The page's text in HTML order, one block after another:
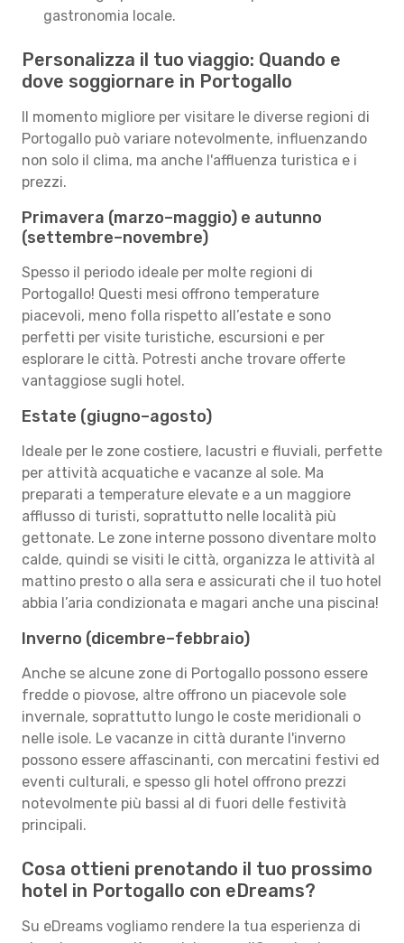
gastronomia locale.
Personalizza il tuo viaggio: Quando e
dove soggiornare in Portogallo
Il momento migliore per visitare le diverse regioni di
Portogallo può variare notevolmente, influenzando
non solo il clima, ma anche l'affluenza turistica e i
prezzi.
Primavera (marzo–maggio) e autunno
(settembre–novembre)
Spesso il periodo ideale per molte regioni di
Portogallo! Questi mesi offrono temperature
piacevoli, meno folla rispetto all’estate e sono
perfetti per visite turistiche, escursioni e per
esplorare le città. Potresti anche trovare offerte
vantaggiose sugli hotel.
Estate (giugno–agosto)
Ideale per le zone costiere, lacustri e fluviali, perfette
per attività acquatiche e vacanze al sole. Ma
preparati a temperature elevate e a un maggiore
afflusso di turisti, soprattutto nelle località più
gettonate. Le zone interne possono diventare molto
calde, quindi se visiti le città, organizza le attività al
mattino presto o alla sera e assicurati che il tuo hotel
abbia l’aria condizionata e magari anche una piscina!
Inverno (dicembre–febbraio)
Anche se alcune zone di Portogallo possono essere
fredde o piovose, altre offrono un piacevole sole
invernale, soprattutto lungo le coste meridionali o
nelle isole. Le vacanze in città durante l'inverno
possono essere affascinanti, con mercatini festivi ed
eventi culturali, e spesso gli hotel offrono prezzi
notevolmente più bassi al di fuori delle festività
principali.
Cosa ottieni prenotando il tuo prossimo
hotel in Portogallo con eDreams?
Su eDreams vogliamo rendere la tua esperienza di